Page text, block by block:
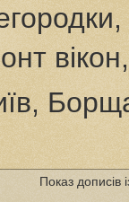
Показ дописів